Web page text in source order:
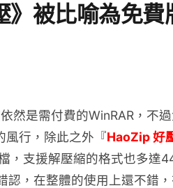
被比喻為免費
然是需付費的WinRAR，不
風行，除此之外『HaoZip 好
，支援解壓縮的格式也多達
認，在整體的使用上還不錯